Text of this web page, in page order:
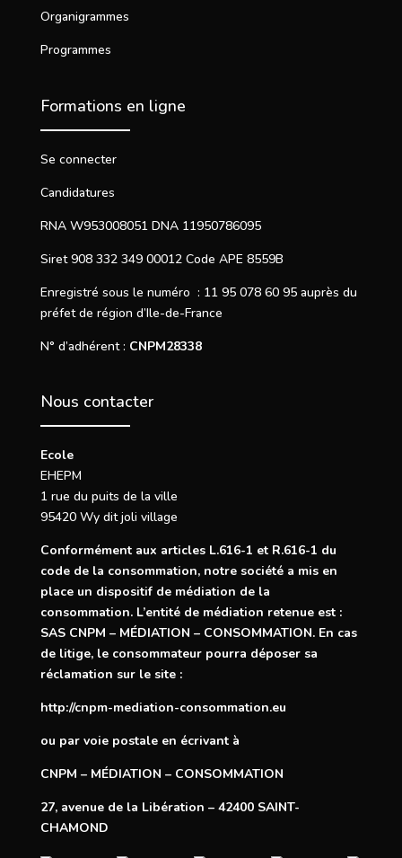
Organigrammes
Programmes
Formations en ligne
Se connecter
Candidatures
RNA W953008051 DNA 11950786095
Siret 908 332 349 00012 Code APE 8559B
Enregistré sous le numéro : 11 95 078 60 95 auprès du
préfet de région d’Ile-de-France
N° d’adhérent : CNPM28338
Nous contacter
Ecole
EHEPM
1 rue du puits de la ville
95420 Wy dit joli village
Conformément aux articles L.616-1 et R.616-1 du
code de la consommation, notre société a mis en
place un dispositif de médiation de la
consommation. L’entité de médiation retenue est :
SAS CNPM – MÉDIATION – CONSOMMATION. En cas
de litige, le consommateur pourra déposer sa
réclamation sur le site :
http://cnpm-mediation-consommation.eu
ou par voie postale en écrivant à
CNPM – MÉDIATION – CONSOMMATION
27, avenue de la Libération – 42400 SAINT-
CHAMOND